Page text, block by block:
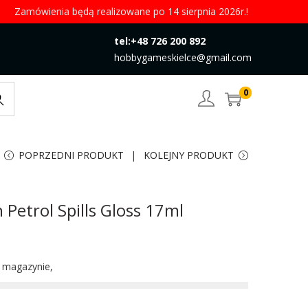
Zamówienia będą realizowane po 14 sierpnia 2026r.!
tel:+48 726 200 892
hobbygameskielce@gmail.com
0
POPRZEDNI PRODUKT KOLEJNY PRODUKT
Spills Gloss 17ml